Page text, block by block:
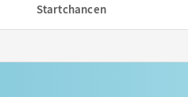
Startchancen